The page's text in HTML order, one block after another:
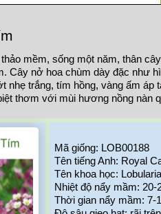
mềm, sống một năm, thân
Cây nở hoa chùm dày đặc như
nhẹ trắng, tím hồng, vàng ấm áp
thơm với mùi hương nồng nàn
Mã giống: LOB00188
Tên tiếng Anh: Royal
Tên khoa học:
Nhiệt độ nẩy mầm: 20-
Thời gian nẩy mầm: 7-